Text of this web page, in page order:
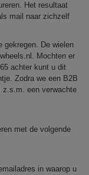
Het resultaat
mail naar zichzelf
gekregen. De wielen
Mochten er
achter kunt u dit
Zodra we een B2B
z.s.m. een verwachte
met de volgende
in waarop u